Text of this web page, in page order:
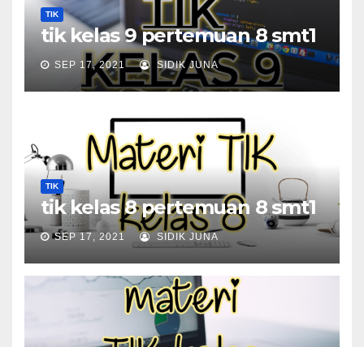
TIK
tik kelas 9 pertemuan 8 smt1
SEP 17, 2021 SIDIK JUNA
TIK
tik kelas 8 pertemuan 8 smt1
SEP 17, 2021 SIDIK JUNA